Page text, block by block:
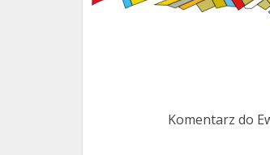
Komentarz do